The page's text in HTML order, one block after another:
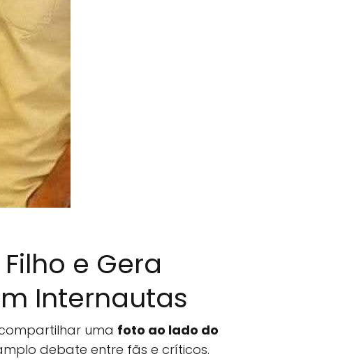
e Gera
Internautas
uma foto ao lado do
debate entre fãs e críticos.